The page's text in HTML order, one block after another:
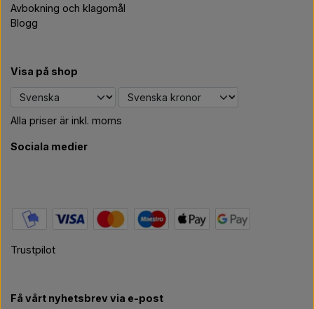
Avbokning och klagomål
Blogg
Visa på shop
Alla priser är inkl. moms
Sociala medier
Trustpilot
Få vårt nyhetsbrev via e-post